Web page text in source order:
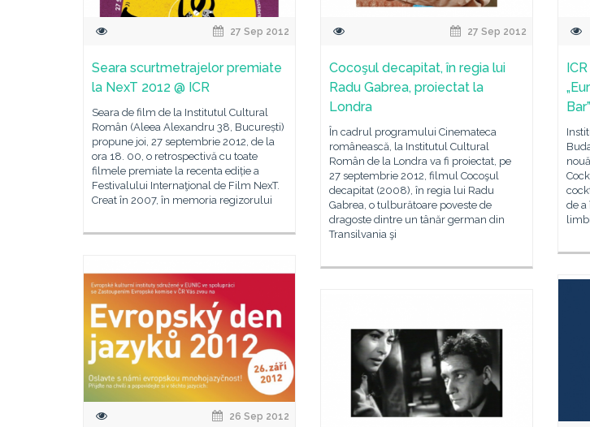
27 Sep 2012
Seara scurtmetrajelor premiate
la NexT 2012 @ ICR
Seara de film de la Institutul Cultural
Român (Aleea Alexandru 38, București)
propune joi, 27 septembrie 2012, de la
ora 18. 00, o retrospectivă cu toate
filmele premiate la recenta ediție a
Festivalului Internaţional de Film NexT.
Creat în 2007, în memoria regizorului
27 Sep 2012
Cocoşul decapitat, în regia lui
Radu Gabrea, proiectat la
Londra
În cadrul programului Cinemateca
românească, la Institutul Cultural
Român de la Londra va fi proiectat, pe
27 septembrie 2012, filmul Cocoşul
decapitat (2008), în regia lui Radu
Gabrea, o tulburătoare poveste de
dragoste dintre un tânăr german din
Transilvania şi
Bar”
de a
26 Sep 2012